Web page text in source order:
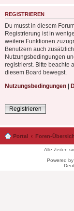
REGISTRIEREN
Du musst in diesem
Registrierung ist in
weitere Funktionen
Benutzern auch
Nutzungsbedingungen
registrierst. Bitte beachte
diesem Board bewegst.
Nutzungsbedingungen |
Registrieren
Portal Foren-
Alle Zeiten
Powered by